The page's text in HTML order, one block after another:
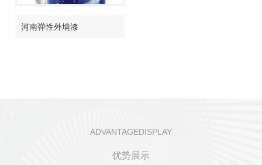
河南弹性外墙漆
ADVANTAGEDISPLAY
优势展示